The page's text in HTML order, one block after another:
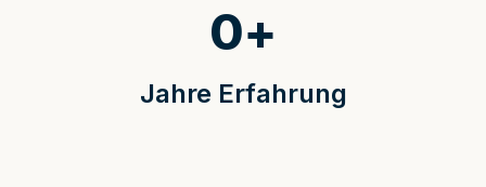
Jahre Erfahrung
0+